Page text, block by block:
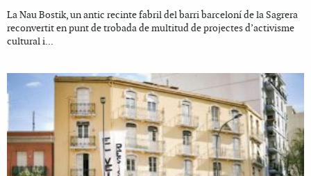
La Nau Bostik, un antic recinte fabril del barri barceloní de la Sagrera
reconvertit en punt de trobada de multitud de projectes d’activisme
cultural i...